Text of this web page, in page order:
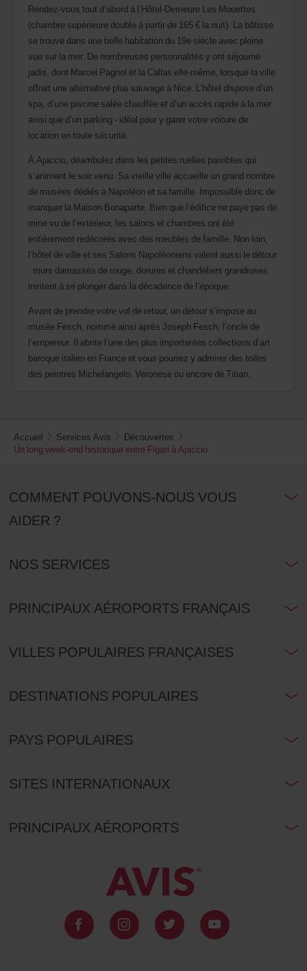
Rendez-vous tout d’abord à l’Hôtel-Demeure Les Mouettes
(chambre supérieure double à partir de 165 € la nuit). La bâtisse
se trouve dans une belle habitation du 19e siècle avec pleine
vue sur la mer. De nombreuses personnalités y ont séjourné
jadis, dont Marcel Pagnol et la Callas elle-même, lorsque la ville
offrait une alternative plus sauvage à Nice. L’hôtel dispose d’un
spa, d’une piscine salée chauffée et d’un accès rapide à la mer
ainsi que d’un parking - idéal pour y garer votre voiture de
location en toute sécurité.
À Ajaccio, déambulez dans les petites ruelles paisibles qui
s’animent le soir venu. Sa vieille ville accueille un grand nombre
de musées dédiés à Napoléon et sa famille. Impossible donc de
manquer la Maison Bonaparte. Bien que l’édifice ne paye pas de
mine vu de l’extérieur, les salons et chambres ont été
entièrement redécorés avec des meubles de famille. Non loin,
l’hôtel de ville et ses Salons Napoléoniens valent aussi le détour
: murs damassés de rouge, dorures et chandeliers grandioses
invitent à se plonger dans la décadence de l’époque.
Avant de prendre votre vol de retour, un détour s’impose au
musée Fesch, nommé ainsi après Joseph Fesch, l’oncle de
l’empereur. Il abrite l’une des plus importantes collections d’art
baroque italien en France et vous pourrez y admirer des toiles
des peintres Michelangelo, Veronese ou encore de Titian.
Accueil Services Avis
Découvertes
Un long week-end historique entre Figari à Ajaccio
COMMENT POUVONS-NOUS VOUS
AIDER ?
NOS SERVICES
PRINCIPAUX AÉROPORTS FRANÇAIS
VILLES POPULAIRES FRANÇAISES
DESTINATIONS POPULAIRES
PAYS POPULAIRES
SITES INTERNATIONAUX
PRINCIPAUX AÉROPORTS